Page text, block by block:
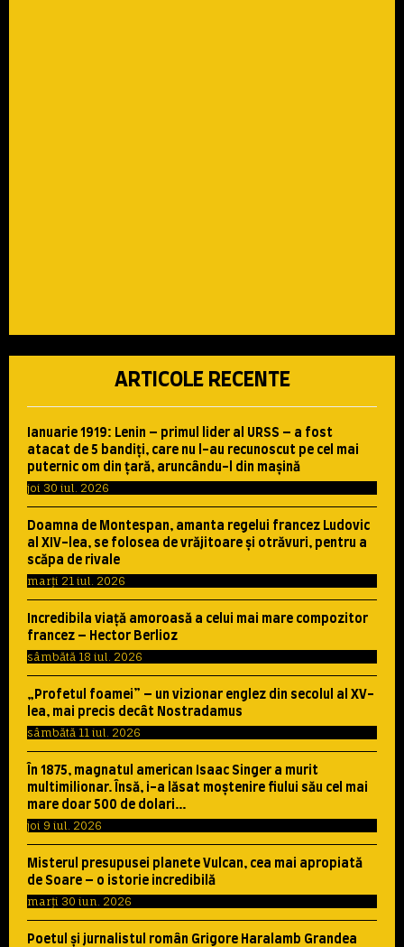
ARTICOLE RECENTE
Ianuarie 1919: Lenin – primul lider al URSS – a fost
atacat de 5 bandiţi, care nu l-au recunoscut pe cel mai
puternic om din ţară, aruncându-l din maşină
joi 30 iul. 2026
Doamna de Montespan, amanta regelui francez Ludovic
al XIV-lea, se folosea de vrăjitoare şi otrăvuri, pentru a
scăpa de rivale
marți 21 iul. 2026
Incredibila viaţă amoroasă a celui mai mare compozitor
francez – Hector Berlioz
sâmbătă 18 iul. 2026
„Profetul foamei” – un vizionar englez din secolul al XV-
lea, mai precis decât Nostradamus
sâmbătă 11 iul. 2026
În 1875, magnatul american Isaac Singer a murit
multimilionar. Însă, i-a lăsat moştenire fiului său cel mai
mare doar 500 de dolari…
joi 9 iul. 2026
Misterul presupusei planete Vulcan, cea mai apropiată
de Soare – o istorie incredibilă
marți 30 iun. 2026
Poetul şi jurnalistul român Grigore Haralamb Grandea